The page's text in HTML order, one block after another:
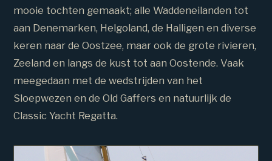
mooie tochten gemaakt; alle Waddeneilanden tot
aan Denemarken, Helgoland, de Halligen en diverse
keren naar de Oostzee, maar ook de grote rivieren,
Zeeland en langs de kust tot aan Oostende. Vaak
meegedaan met de wedstrijden van het
Sloepwezen en de Old Gaffers en natuurlijk de
Classic Yacht Regatta.